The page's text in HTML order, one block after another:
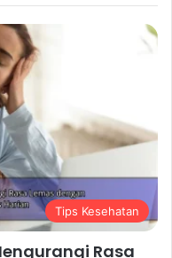
Tips Kesehatan
Rasa